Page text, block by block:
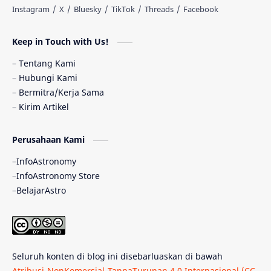
Quasar
Ulasan
Gelombang Gravitasi
Kerdil Putih LAPAN
Olimpiade Sains Nasional
Bumi Super GBT18 Hilal
Keep in Touch with Us!
Tentang Kami
Hubungi Kami
Bermitra/Kerja Sama
Kirim Artikel
Perusahaan Kami
InfoAstronomy
InfoAstronomy Store
BelajarAstro
Seluruh konten di blog ini disebarluaskan di bawah